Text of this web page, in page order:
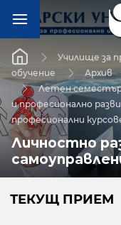
Училище за
обучение
Архив
Летен семестър
и професионално
професионални
Личностно
ТЕКУЩ ПРИЕМ